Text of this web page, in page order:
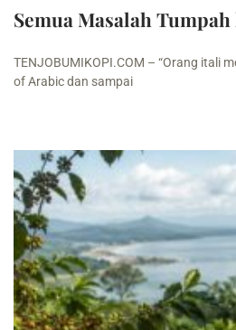
Semua Masalah
TENJOBUMIKOPI.COM – “Orang itali
of Arabic dan sampai